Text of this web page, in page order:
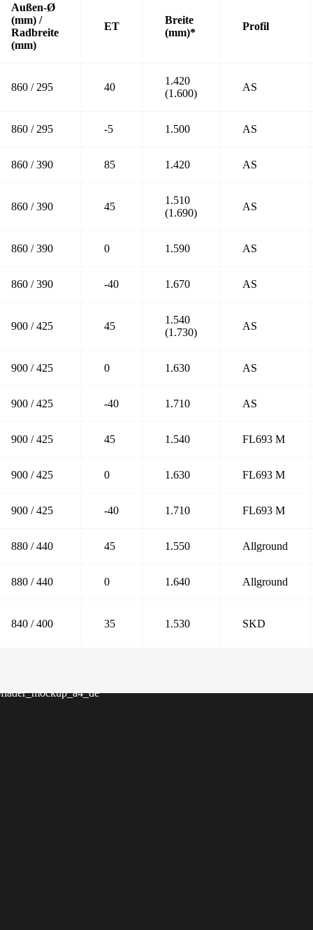
Außen-Ø
(mm) /
Radbreite
(mm)
ET
Breite
(mm)*
Profil
860 / 295 40
1.420
(1.600)
AS
860 / 295 -5 1.500 AS
860 / 390 85 1.420 AS
860 / 390 45
1.510
(1.690)
AS
860 / 390 0 1.590 AS
860 / 390 -40 1.670 AS
900 / 425 45
1.540
(1.730)
AS
900 / 425 0 1.630 AS
900 / 425 -40 1.710 AS
900 / 425 45 1.540 FL693 M
900 / 425 0 1.630 FL693 M
900 / 425 -40 1.710 FL693 M
880 / 440 45 1.550 Allground
880 / 440 0 1.640 Allground
840 / 400 35 1.530 SKD